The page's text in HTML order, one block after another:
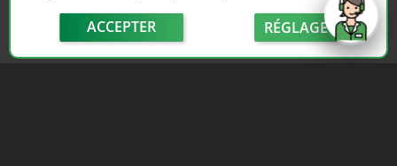
ACCEPTER RÉGLAGE